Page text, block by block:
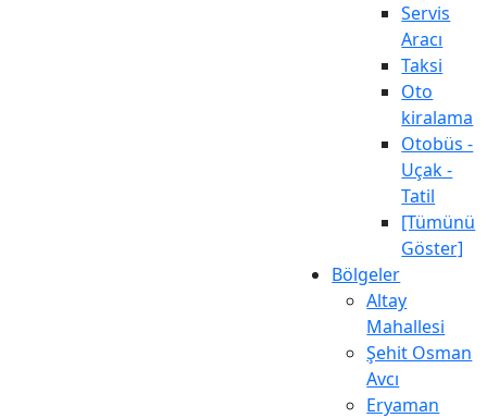
Servis
Aracı
Taksi
Oto
kiralama
Otobüs -
Uçak -
Tatil
[Tümünü
Göster]
Bölgeler
Altay
Mahallesi
Şehit Osman
Avcı
Eryaman